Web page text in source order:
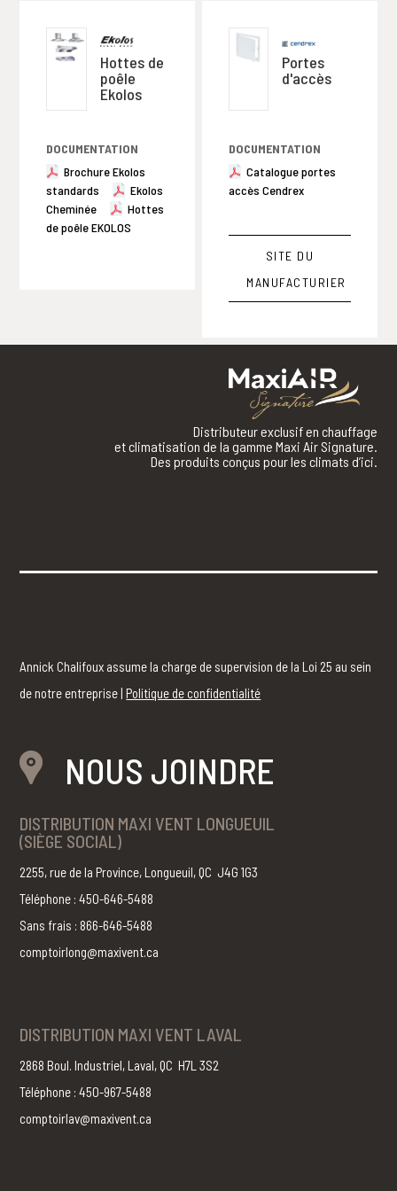
Hottes de
poêle
Ekolos
DOCUMENTATION
Brochure Ekolos
standards
Ekolos
Cheminée
Hottes
de poêle EKOLOS
Portes
d'accès
DOCUMENTATION
Catalogue portes
accès Cendrex
SITE DU
MANUFACTURIER
Distributeur exclusif en chauffage
et climatisation de la gamme Maxi Air Signature.
Des produits conçus pour les climats d’ici.
Annick Chalifoux assume la charge de supervision de la Loi 25 au sein
de notre entreprise |Politique de confidentialité
NOUS JOINDRE
DISTRIBUTION MAXI VENT LONGUEUIL
(SIÈGE SOCIAL)
2255, rue de la Province, Longueuil, QC J4G 1G3
Téléphone : 450-646-5488
Sans frais : 866-646-5488
comptoirlong@maxivent.ca
DISTRIBUTION MAXI VENT LAVAL
2868 Boul. Industriel, Laval, QC H7L 3S2
Téléphone : 450-967-5488
comptoirlav@maxivent.ca